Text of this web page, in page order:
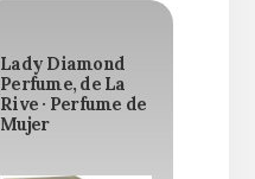
Lady Diamond
Perfume, de La
Rive · Perfume de
Mujer